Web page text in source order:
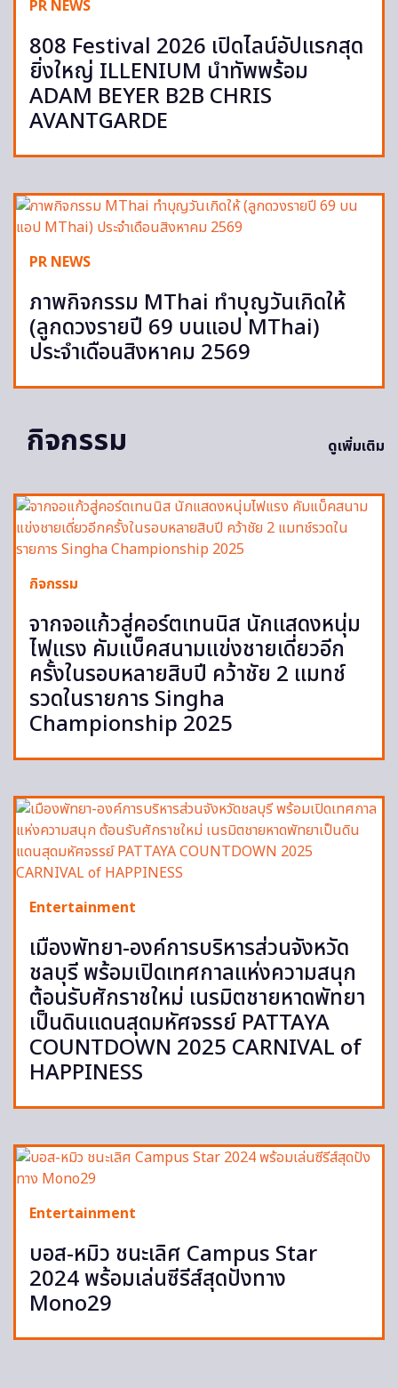
PR NEWS
808 Festival 2026 เปิดไลน์อัปแรกสุด
ยิ่งใหญ่ ILLENIUM นำทัพพร้อม
ADAM BEYER B2B CHRIS
AVANTGARDE
PR NEWS
ภาพกิจกรรม MThai ทำบุญวันเกิดให้
(ลูกดวงรายปี 69 บนแอป MThai)
ประจำเดือนสิงหาคม 2569
กิจกรรม ดูเพิ่มเติม
กิจกรรม
จากจอแก้วสู่คอร์ตเทนนิส นักแสดงหนุ่ม
ไฟแรง คัมแบ็คสนามแข่งชายเดี่ยวอีก
ครั้งในรอบหลายสิบปี คว้าชัย 2 แมทช์
รวดในรายการ Singha
Championship 2025
Entertainment
เมืองพัทยา-องค์การบริหารส่วนจังหวัด
ชลบุรี พร้อมเปิดเทศกาลแห่งความสนุก
ต้อนรับศักราชใหม่ เนรมิตชายหาดพัทยา
เป็นดินแดนสุดมหัศจรรย์ PATTAYA
COUNTDOWN 2025 CARNIVAL of
HAPPINESS
Entertainment
บอส-หมิว ชนะเลิศ Campus Star
2024 พร้อมเล่นซีรีส์สุดปังทาง
Mono29